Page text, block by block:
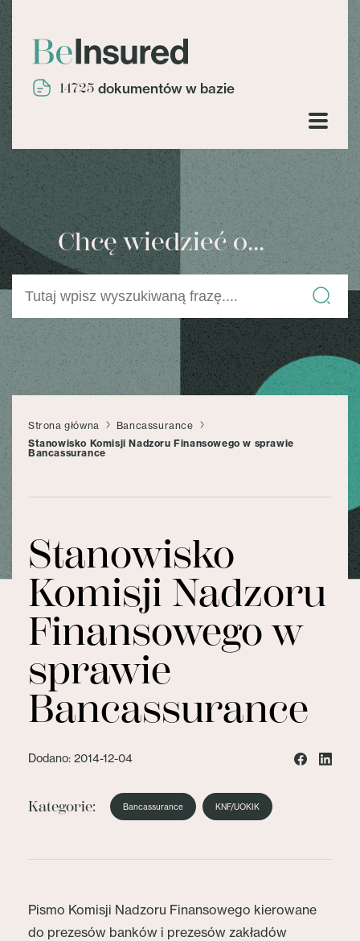
14725 dokumentów w bazie
Chcę wiedzieć o...
Strona główna
Bancassurance
Stanowisko Komisji Nadzoru Finansowego w sprawie
Bancassurance
Stanowisko
Komisji Nadzoru
Finansowego w
sprawie
Bancassurance
Dodano: 2014-12-04
Kategorie: Bancassurance KNF/UOKIK
Pismo Komisji Nadzoru Finansowego kierowane
do prezesów banków i prezesów zakładów